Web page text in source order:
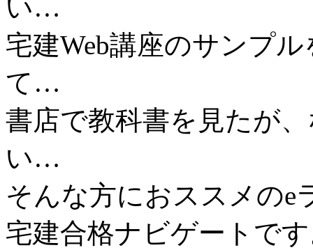
い…
宅建Web講座のサンプ
て…
書店で教科書を見たが
い…
そんな方におススメのe
宅建合格ナビゲートで